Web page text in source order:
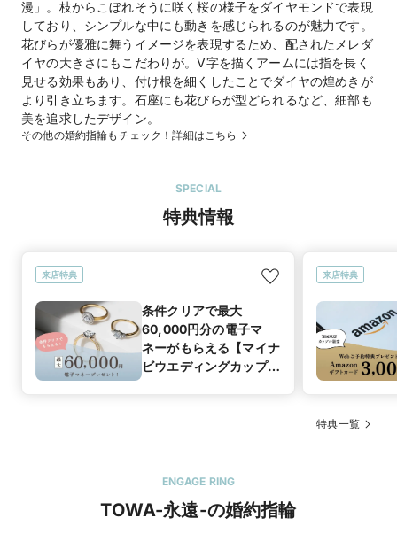
漫」。枝からこぼれそうに咲く桜の様子をダイヤモンドで表現
しており、シンプルな中にも動きを感じられるのが魅力です。
花びらが優雅に舞うイメージを表現するため、配されたメレダ
イヤの大きさにもこだわりが。V字を描くアームには指を長く
見せる効果もあり、付け根を細くしたことでダイヤの煌めきが
より引き立ちます。石座にも花びらが型どられるなど、細部も
美を追求したデザイン。
その他の婚約指輪もチェック！詳細はこちら
SPECIAL
特典情報
来店特典
条件クリアで最大
60,000円分の電子マ
ネーがもらえる【マイナ
ビウエディングカップル
来店特典
特典一覧
ENGAGE RING
TOWA-永遠-の婚約指輪